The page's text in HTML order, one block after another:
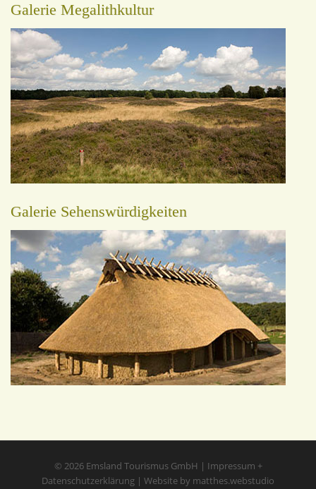
Galerie Megalithkultur
Galerie Sehenswürdigkeiten
© 2026 Emsland Tourismus GmbH | Impressum +
Datenschutzerklärung | Website by matthes.webstudio